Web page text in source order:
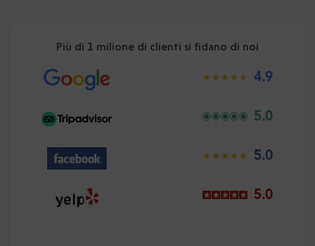
Più di 1 milione di clienti si fidano di noi
4.9
5.0
5.0
5.0